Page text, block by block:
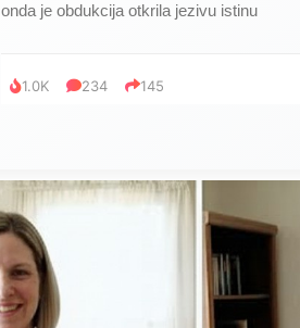
onda je obdukcija otkrila jezivu istinu
1.0K 234 145